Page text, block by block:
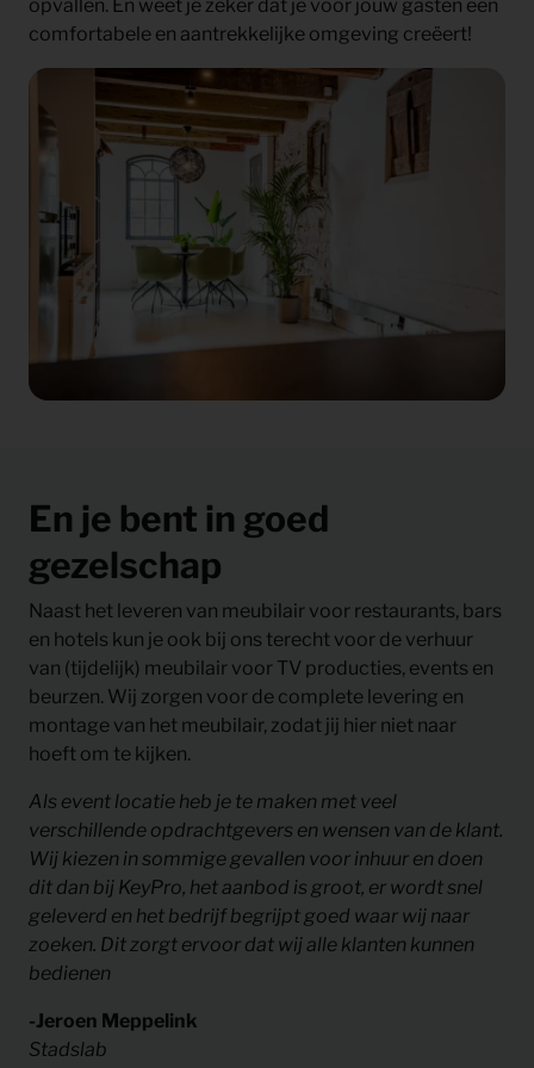
opvallen. En weet je zeker dat je voor jouw gasten een
comfortabele en aantrekkelijke omgeving creëert!
En je bent in goed
gezelschap
Naast het leveren van meubilair voor restaurants, bars
en hotels kun je ook bij ons terecht voor de verhuur
van (tijdelijk) meubilair voor TV producties, events en
beurzen. Wij zorgen voor de complete levering en
montage van het meubilair, zodat jij hier niet naar
hoeft om te kijken.
Als event locatie heb je te maken met veel
verschillende opdrachtgevers en wensen van de klant.
Wij kiezen in sommige gevallen voor inhuur en doen
dit dan bij KeyPro, het aanbod is groot, er wordt snel
geleverd en het bedrijf begrijpt goed waar wij naar
zoeken. Dit zorgt ervoor dat wij alle klanten kunnen
bedienen
-Jeroen Meppelink
Stadslab